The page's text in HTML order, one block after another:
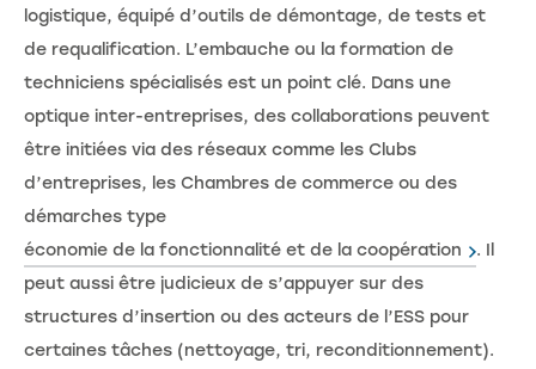
logistique, équipé d’outils de démontage, de tests et
de requalification. L’embauche ou la formation de
techniciens spécialisés est un point clé. Dans une
optique inter-entreprises, des collaborations peuvent
être initiées via des réseaux comme les Clubs
d’entreprises, les Chambres de commerce ou des
démarches type
économie de la fonctionnalité et de la coopération
. Il
peut aussi être judicieux de s’appuyer sur des
structures d’insertion ou des acteurs de l’ESS pour
certaines tâches (nettoyage, tri, reconditionnement).